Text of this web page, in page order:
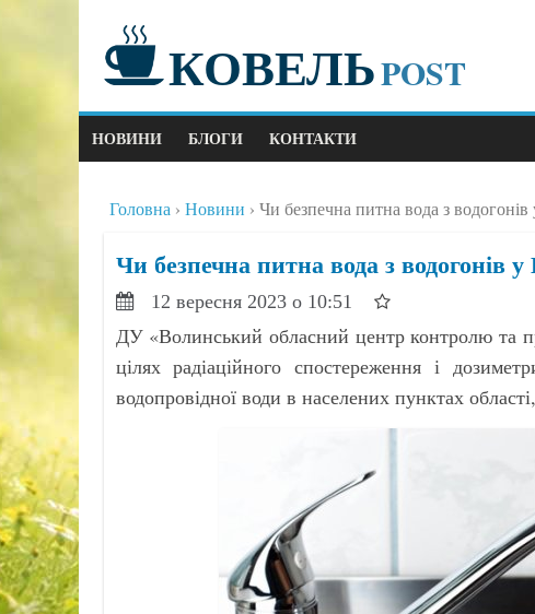
КОВЕЛЬPOST
НОВИНИ БЛОГИ КОНТАКТИ
Головна Новини Чи безпечна питна вода з водогонів
Чи безпечна питна вода з водогонів у
12 вересня 2023 о 10:51
ДУ «Волинський обласний центр контролю та
цілях радіаційного спостереження і
водопровідної води в населених пунктах